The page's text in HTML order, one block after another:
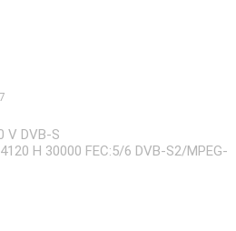
V DVB-S
H 30000 FEC:5/6 DVB-S2/MPEG-